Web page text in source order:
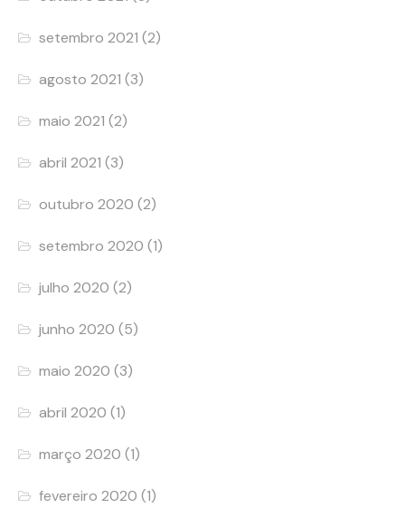
setembro 2021 (2)
agosto 2021 (3)
maio 2021 (2)
abril 2021 (3)
outubro 2020 (2)
setembro 2020 (1)
julho 2020 (2)
junho 2020 (5)
maio 2020 (3)
abril 2020 (1)
março 2020 (1)
fevereiro 2020 (1)